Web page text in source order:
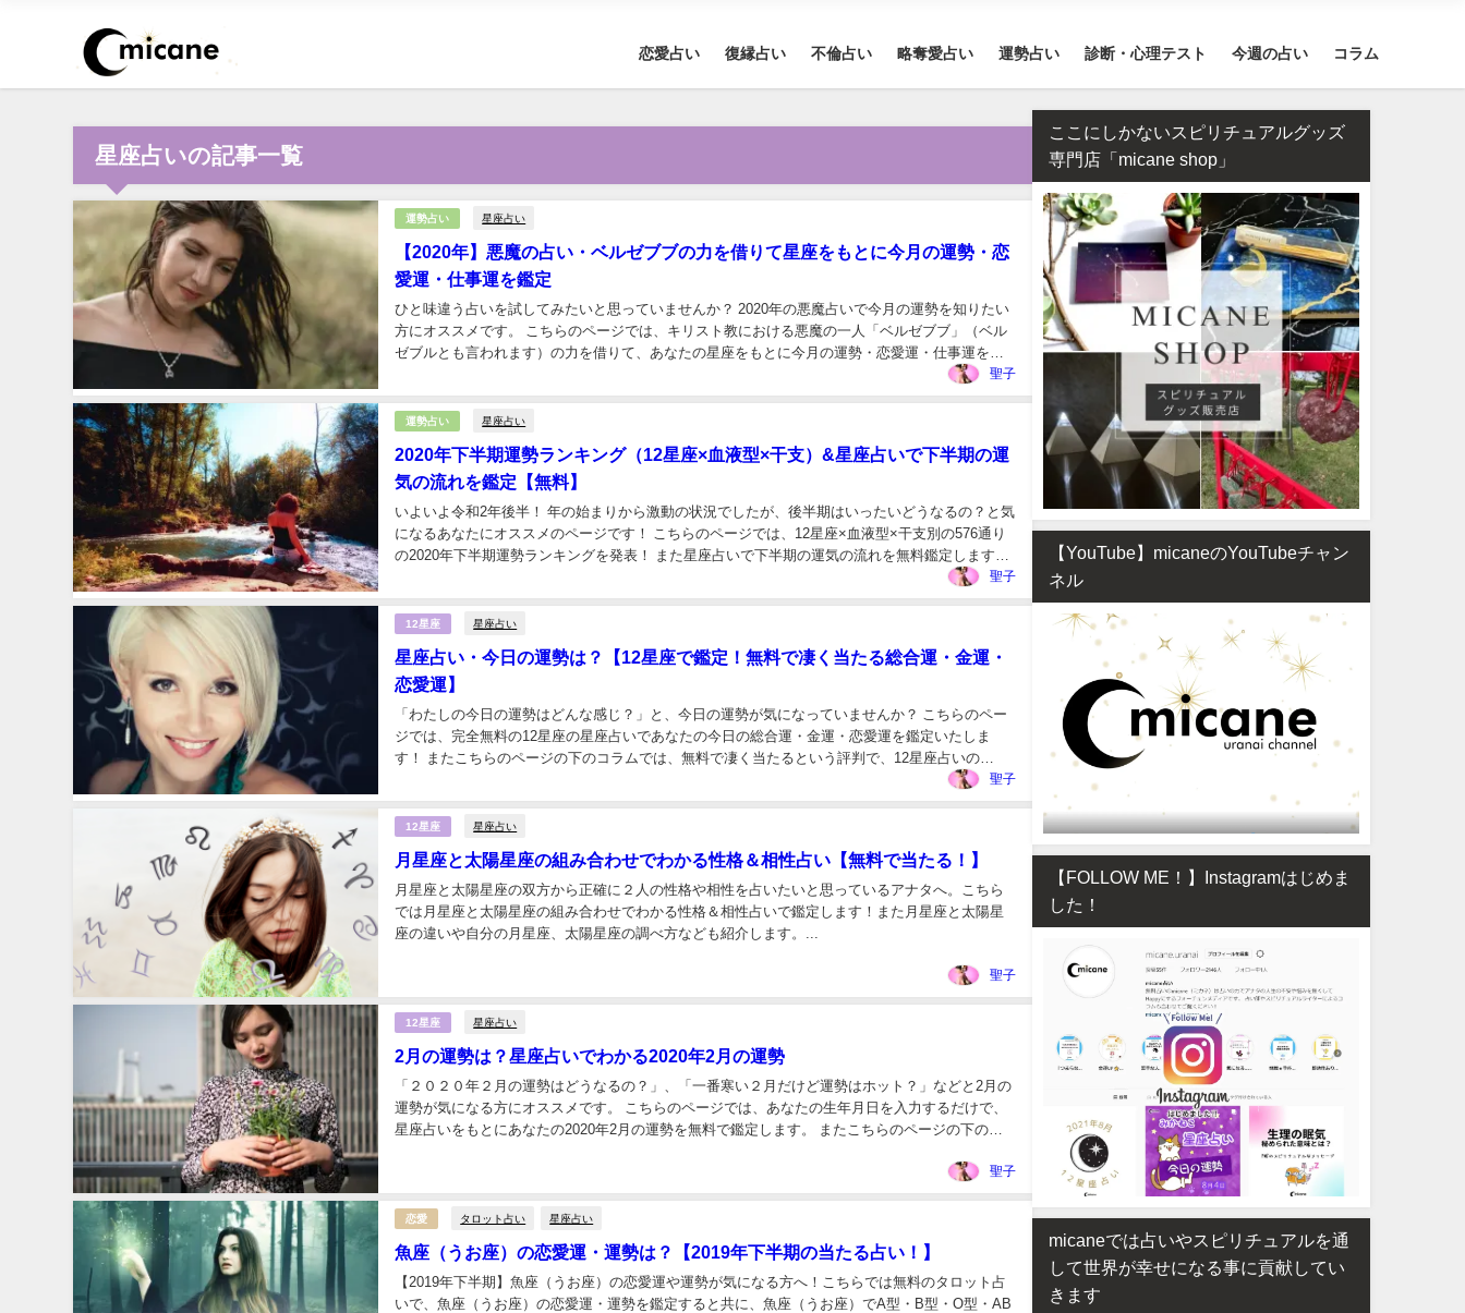
恋愛占い 復縁占い 不倫占い 略奪愛占い 運勢占い 診断・心理テスト 今週の占い コラム
星座占いの記事一覧
運勢占い 星座占い
【2020年】悪魔の占い・ベルゼブブの力を借りて星座をもとに今月の運勢・恋
愛運・仕事運を鑑定
ひと味違う占いを試してみたいと思っていませんか？ 2020年の悪魔占いで今月の運勢を知りたい
方にオススメです。 こちらのページでは、キリスト教における悪魔の一人「ベルゼブブ」（ベル
ゼブルとも言われます）の力を借りて、あなたの星座をもとに今月の運勢・恋愛運・仕事運を鑑
聖子
運勢占い 星座占い
2020年下半期運勢ランキング（12星座×血液型×干支）&星座占いで下半期の運
気の流れを鑑定【無料】
いよいよ令和2年後半！ 年の始まりから激動の状況でしたが、後半期はいったいどうなるの？と気
になるあなたにオススメのページです！ こちらのページでは、12星座×血液型×干支別の576通り
の2020年下半期運勢ランキングを発表！ また星座占いで下半期の運気の流れを無料鑑定します！
聖子
12星座 星座占い
星座占い・今日の運勢は？【12星座で鑑定！無料で凄く当たる総合運・金運・
恋愛運】
「わたしの今日の運勢はどんな感じ？」と、今日の運勢が気になっていませんか？ こちらのペー
ジでは、完全無料の12星座の星座占いであなたの今日の総合運・金運・恋愛運を鑑定いたしま
す！ またこちらのページの下のコラムでは、無料で凄く当たるという評判で、12星座占いの
聖子
12星座 星座占い
月星座と太陽星座の組み合わせでわかる性格＆相性占い【無料で当たる！】
月星座と太陽星座の双方から正確に２人の性格や相性を占いたいと思っているアナタへ。こちら
では月星座と太陽星座の組み合わせでわかる性格＆相性占いで鑑定します！また月星座と太陽星
座の違いや自分の月星座、太陽星座の調べ方なども紹介します。...
聖子
12星座 星座占い
2月の運勢は？星座占いでわかる2020年2月の運勢
「２０２０年２月の運勢はどうなるの？」、「一番寒い２月だけど運勢はホット？」などと2月の
運勢が気になる方にオススメです。 こちらのページでは、あなたの生年月日を入力するだけで、
星座占いをもとにあなたの2020年2月の運勢を無料で鑑定します。 またこちらのページの下のコ
聖子
恋愛 タロット占い 星座占い
魚座（うお座）の恋愛運・運勢は？【2019年下半期の当たる占い！】
【2019年下半期】魚座（うお座）の恋愛運や運勢が気になる方へ！こちらでは無料のタロット占
いで、魚座（うお座）の恋愛運・運勢を鑑定すると共に、魚座（うお座）でA型・B型・O型・AB
ここにしかないスピリチュアルグッズ
専門店「micane shop」
【YouTube】micaneのYouTubeチャン
ネル
【FOLLOW ME！】Instagramはじめま
した！
micaneでは占いやスピリチュアルを通
して世界が幸せになる事に貢献してい
きます